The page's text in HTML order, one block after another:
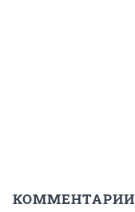
КОММЕНТАРИИ